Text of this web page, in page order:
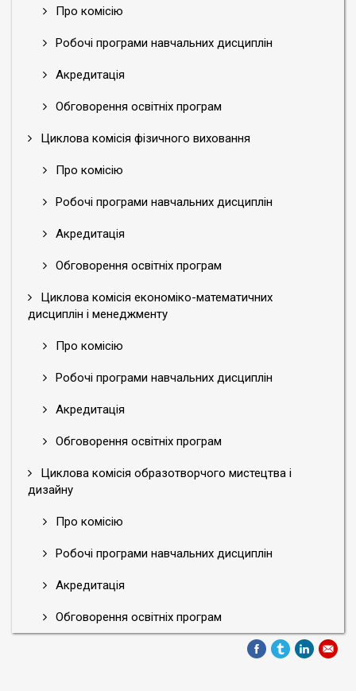
Про комісію
Робочі програми навчальних дисциплін
Акредитація
Обговорення освітніх програм
Циклова комісія фізичного виховання
Про комісію
Робочі програми навчальних дисциплін
Акредитація
Обговорення освітніх програм
Циклова комісія економіко-математичних
дисциплін і менеджменту
Про комісію
Робочі програми навчальних дисциплін
Акредитація
Обговорення освітніх програм
Циклова комісія образотворчого мистецтва і
дизайну
Про комісію
Робочі програми навчальних дисциплін
Акредитація
Обговорення освітніх програм